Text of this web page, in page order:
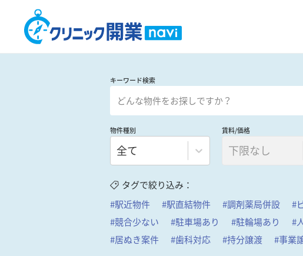
キーワード検索
物件種別
全て
賃料/価格
下限なし
タグで絞り込み：
#駅近物件 #駅直結物件 #調剤薬局併設 #
#競合少ない #駐車場あり #駐輪場あり #
#居ぬき案件 #歯科対応 #持分譲渡 #事業